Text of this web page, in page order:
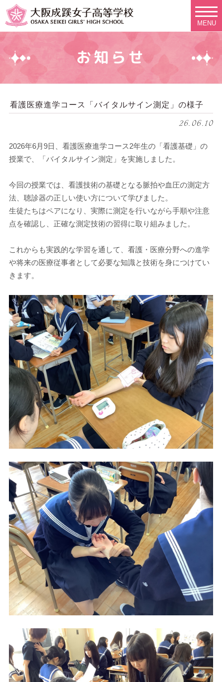
MENU
お知らせ
看護医療進学コース「バイタルサイン測定」の様子
26.06.10
2026年6月9日、看護医療進学コース2年生の「看護基礎」の
授業で、「バイタルサイン測定」を実施しました。
今回の授業では、看護技術の基礎となる脈拍や血圧の測定方
法、聴診器の正しい使い方について学びました。
生徒たちはペアになり、実際に測定を行いながら手順や注意
点を確認し、正確な測定技術の習得に取り組みました。
これからも実践的な学習を通して、看護・医療分野への進学
や将来の医療従事者として必要な知識と技術を身につけてい
きます。